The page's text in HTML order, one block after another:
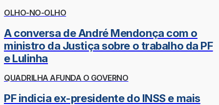
OLHO-NO-OLHO
A conversa de André Mendonça com o
ministro da Justiça sobre o trabalho da PF
e Lulinha
QUADRILHA AFUNDA O GOVERNO
PF indicia ex-presidente do INSS e mais